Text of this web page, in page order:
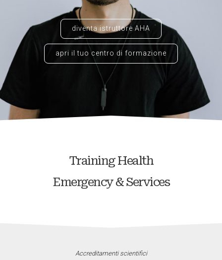
diventa istruttore AHA
apri il tuo centro di formazione
Training Health
Emergency & Services
Accreditamenti scientifici